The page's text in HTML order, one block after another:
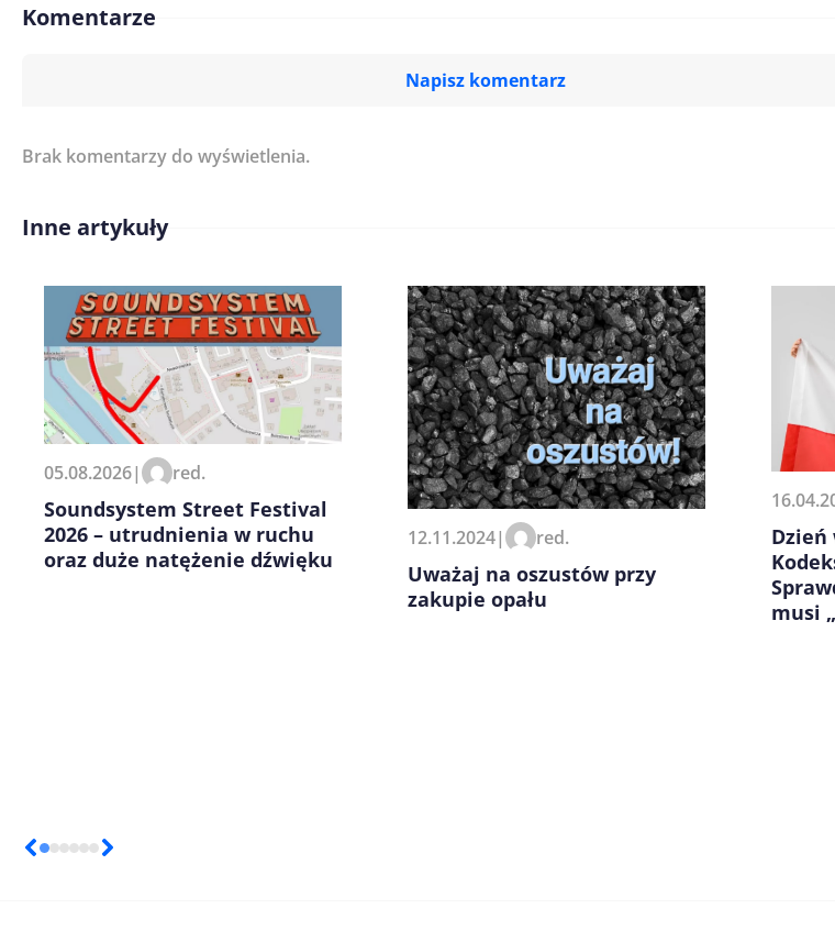
Komentarze
Napisz komentarz
Imię/ Nick*
Zapamiętaj moje dane w tej przeglądarce podczas pisania
kolejnych komentarzy.
Brak komentarzy do wyświetlenia.
Inne artykuły
05.08.2026| red.
Soundsystem Street Festival
2026 – utrudnienia w ruchu
oraz duże natężenie dźwięku
12.11.2024| red.
Uważaj na oszustów przy
zakupie opału
Dzień
musi